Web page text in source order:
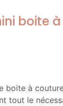
boite
boite à
tout le